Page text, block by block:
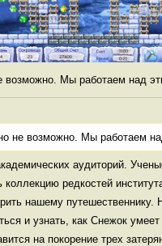
возможно. Мы работаем над
не возможно. Мы работаем
аудиторий.
редкостей
нашему
и узнать, как Снежок
на покорение трех